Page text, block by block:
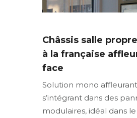
Châssis salle
à la française
face
Solution mono
s’intégrant dans des
modulaires, idéal dans